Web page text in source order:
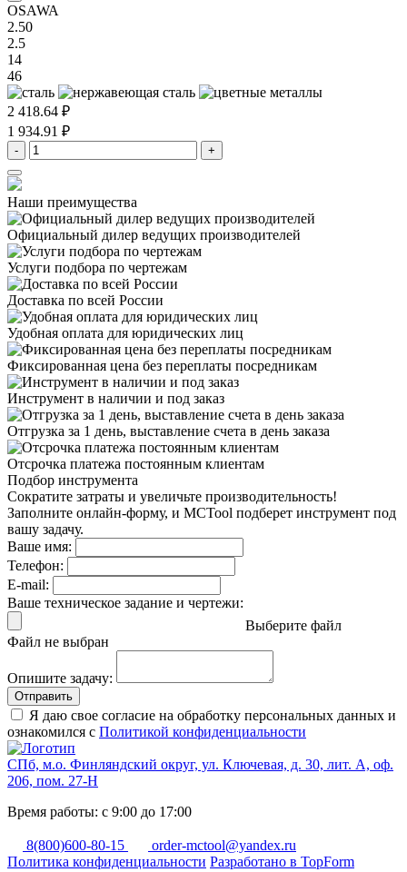
OSAWA
2.50
2.5
14
46
2 418.64 ₽
1 934.91 ₽
- +
Наши преимущества
Официальный дилер ведущих производителей
Услуги подбора по чертежам
Доставка по всей России
Удобная оплата для юридических лиц
Фиксированная цена без переплаты посредникам
Инструмент в наличии и под заказ
Отгрузка за 1 день, выставление счета в день заказа
Отсрочка платежа постоянным клиентам
Подбор инструмента
Сократите затраты и увеличьте производительность!
Заполните онлайн-форму, и MCTool подберет инструмент под
вашу задачу.
Ваше имя:
Телефон:
E-mail:
Ваше техническое задание и чертежи:
Выберите файл
Файл не выбран
Опишите задачу:
Отправить
Я даю свое согласие на обработку персональных данных и
ознакомился с Политикой конфиденциальности
СПб, м.о. Финляндский округ, ул. Ключевая, д. 30, лит. А, оф.
206, пом. 27-Н
Время работы: с 9:00 до 17:00
8(800)600-80-15
order-mctool@yandex.ru
Политика конфиденциальности Разработано в TopForm